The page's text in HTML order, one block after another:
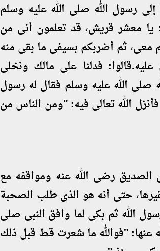
رسول الله صلى الله عليه وسلم
يا معشر قريش، قد تعلمون أنى من
معى، ثم أضربكم بسيفى ما بقى منه
فدلنا على مالك ونخلى
صلى الله عليه وسلم فقال له رسول
الله تعالى فيه: "ومن الناس من
رضى الله عنه ومواقفه مع
حتى أنه هو الذى طلب الصحبة
الله ثم بكى لما وافق النبى صلى
عنها: "فوالله ما شعرت قط قبل ذلك